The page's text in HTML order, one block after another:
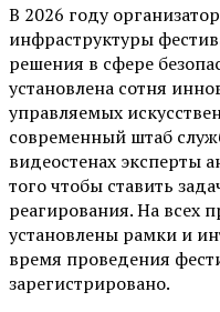
В 2026 году
инфраструктуры
решения в сфере
установлена сотня
управляемых
современный штаб
видеостенах эксперты
того чтобы ставить
реагирования. На всех
установлены рамки и
время проведения
зарегистрировано.